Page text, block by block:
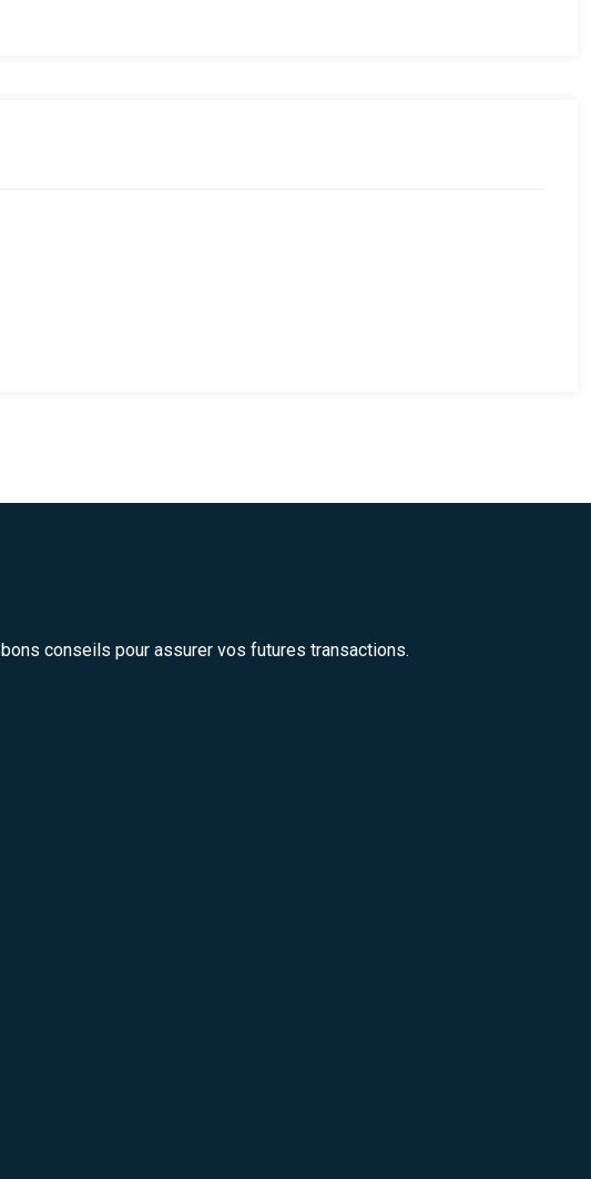
conseils pour assurer vos futures transactions.